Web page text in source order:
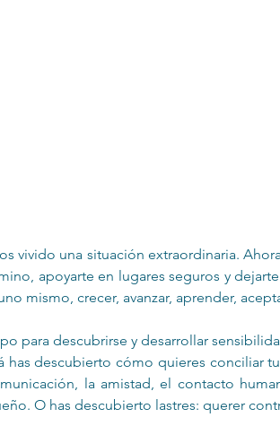
vivido una situación extraordinaria.
apoyarte en lugares seguros y
mismo, crecer, avanzar, aprender,
para descubrirse y desarrollar
has descubierto cómo quieres conciliar
la amistad, el contacto
O has descubierto lastres: querer